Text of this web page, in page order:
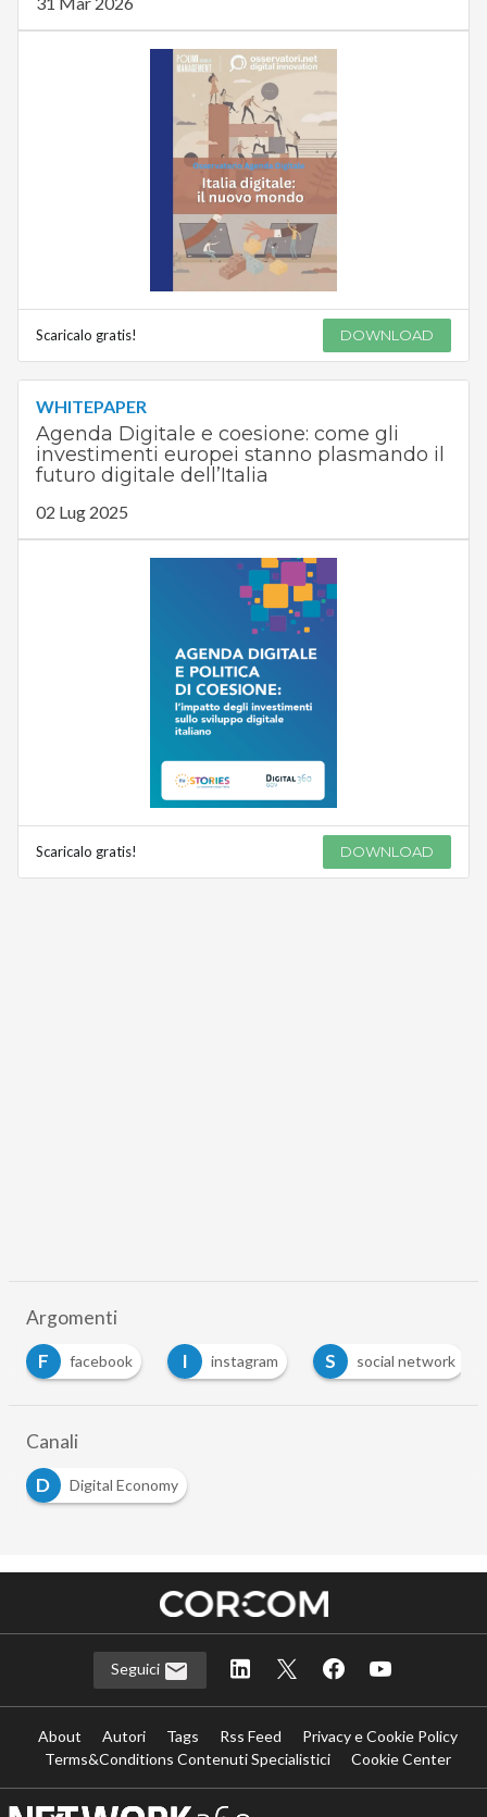
Scaricalo gratis! DOWNLOAD
WHITEPAPER
Agenda Digitale e coesione: come gli
investimenti europei stanno plasmando il
futuro digitale dell’Italia
02 Lug 2025
Scaricalo gratis! DOWNLOAD
Argomenti
F
facebook I instagram S social network
Canali
D
Digital Economy
Seguici
About Autori Tags Rss Feed
Privacy e Cookie Policy
Terms&Conditions Contenuti Specialistici
Cookie Center